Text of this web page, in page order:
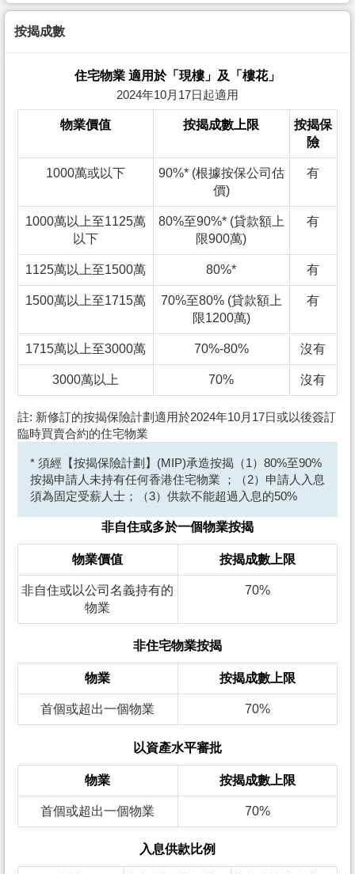
按揭成數
住宅物業 適用於「現樓」及「樓花」
2024年10月17日起適用
物業價值 按揭成數上限
按揭保
險
1000萬或以下
90%* (根據按保公司估
價)
有
1000萬以上至1125萬
以下
80%至90%* (貸款額上
限900萬)
有
1125萬以上至1500萬 80%* 有
1500萬以上至1715萬
70%至80% (貸款額上
限1200萬)
有
1715萬以上至3000萬 70%-80% 沒有
3000萬以上 70% 沒有
註: 新修訂的按揭保險計劃適用於2024年10月17日或以後簽訂
臨時買賣合約的住宅物業
* 須經【按揭保險計劃】(MIP)承造按揭（1）80%至90%
按揭申請人未持有任何香港住宅物業 ；（2）申請人入息
須為固定受薪人士；（3）供款不能超過入息的50%
非自住或多於一個物業按揭
物業價值 按揭成數上限
非自住或以公司名義持有的
物業
70%
非住宅物業按揭
物業 按揭成數上限
首個或超出一個物業 70%
以資產水平審批
物業 按揭成數上限
首個或超出一個物業 70%
入息供款比例